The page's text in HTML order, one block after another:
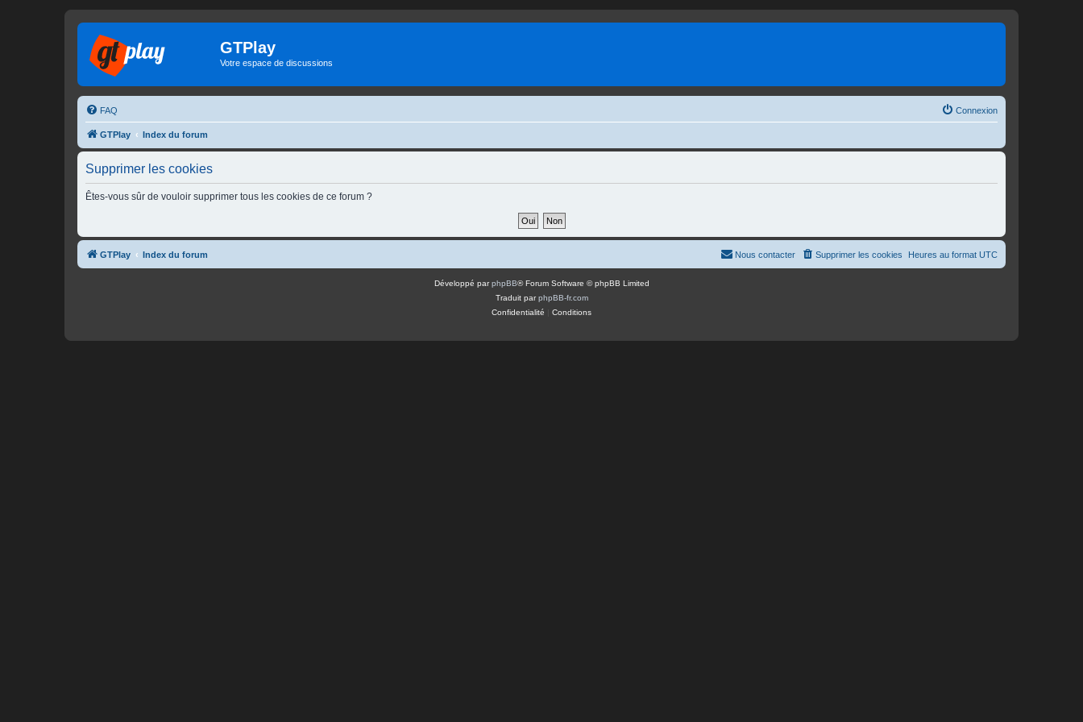
GTPlay
Votre espace de discussions
FAQ Connexion
GTPlay Index du forum
Supprimer les cookies
Êtes-vous sûr de vouloir supprimer tous les cookies de ce forum ?
GTPlay Index du forum Heures au format UTC
Supprimer les cookies
Nous contacter
Développé parphpBB® Forum Software © phpBB Limited
Traduit parphpBB-fr.com
Confidentialité
Conditions